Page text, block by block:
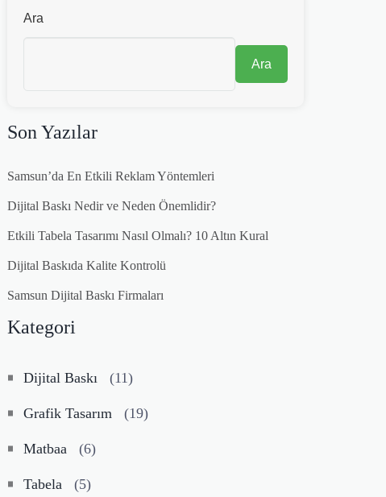
Ara
Ara
Son Yazılar
Samsun’da En Etkili Reklam Yöntemleri
Dijital Baskı Nedir ve Neden Önemlidir?
Etkili Tabela Tasarımı Nasıl Olmalı? 10 Altın Kural
Dijital Baskıda Kalite Kontrolü
Samsun Dijital Baskı Firmaları
Kategori
Dijital Baskı (11)
Grafik Tasarım (19)
Matbaa (6)
Tabela (5)